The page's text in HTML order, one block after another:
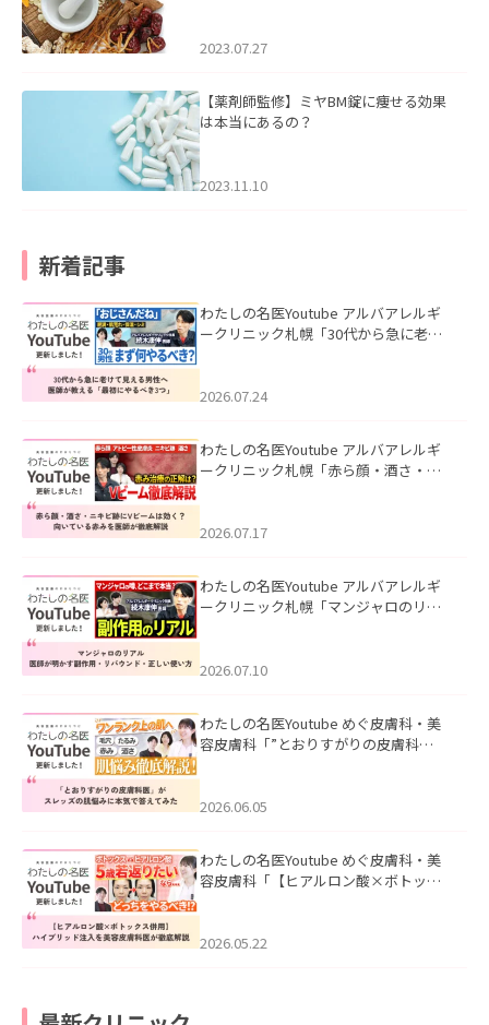
2023.07.27
【薬剤師監修】ミヤBM錠に痩せる効果
は本当にあるの？
2023.11.10
新着記事
わたしの名医Youtube アルバアレルギ
ークリニック札幌「30代から急に老け
た。
2026.07.24
わたしの名医Youtube アルバアレルギ
ークリニック札幌「赤ら顔・酒さ・ニ
した。
2026.07.17
わたしの名医Youtube アルバアレルギ
ークリニック札幌「マンジャロのリア
た。
2026.07.10
わたしの名医Youtube めぐ皮膚科・美
容皮膚科「”とおりすがりの皮膚科
2026.06.05
わたしの名医Youtube めぐ皮膚科・美
容皮膚科「【ヒアルロン酸×ボトック
た。
2026.05.22